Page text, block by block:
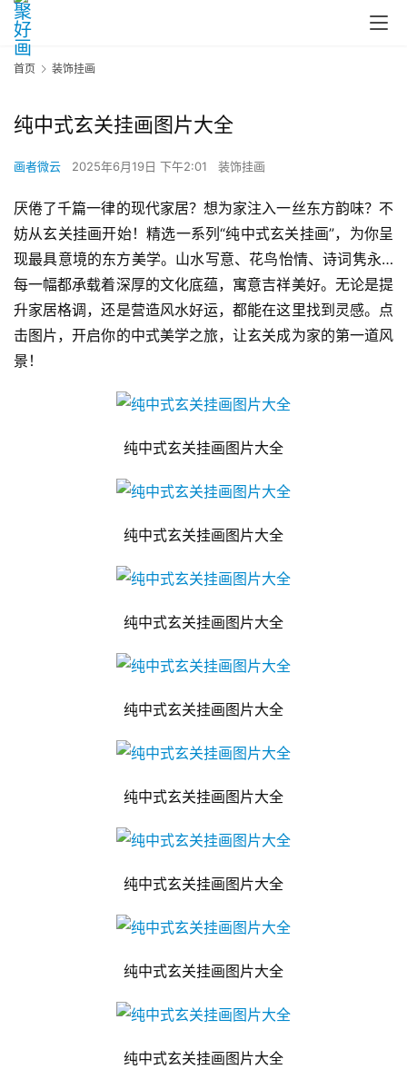
首页 装饰挂画
纯中式玄关挂画图片大全
画者微云 2025年6月19日 下午2:01 装饰挂画
厌倦了千篇一律的现代家居？想为家注入一丝东方韵味？不
妨从玄关挂画开始！精选一系列“纯中式玄关挂画”，为你呈
现最具意境的东方美学。山水写意、花鸟怡情、诗词隽永…
每一幅都承载着深厚的文化底蕴，寓意吉祥美好。无论是提
升家居格调，还是营造风水好运，都能在这里找到灵感。点
击图片，开启你的中式美学之旅，让玄关成为家的第一道风
景！
纯中式玄关挂画图片大全
纯中式玄关挂画图片大全
纯中式玄关挂画图片大全
纯中式玄关挂画图片大全
纯中式玄关挂画图片大全
纯中式玄关挂画图片大全
纯中式玄关挂画图片大全
纯中式玄关挂画图片大全